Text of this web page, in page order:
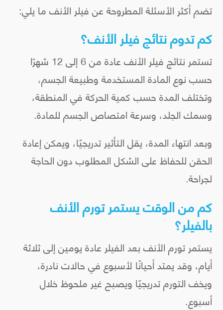
تضم أكثر الأسئلة المطروحة عن فيلر الأنف ما يلي:
كم تدوم نتائج فيلر الأنف؟
تستمر نتائج فيلر الأنف عادة من 6 إلى 12 شهرًا
حسب نوع المادة المستخدمة وطبيعة الجسم،
وتختلف المدة حسب كمية الحركة في المنطقة،
وسمك الجلد، وسرعة امتصاص الجسم للمادة.
وبعد انتهاء المدة، يقل التأثير تدريجيًا، ويمكن إعادة
الحقن للحفاظ على الشكل المطلوب دون الحاجة
لجراحة.
كم من الوقت يستمر تورم الأنف
بالفيلر؟
يستمر تورم الأنف بعد الفيلر عادة يومين إلى ثلاثة
أيام، وقد يمتد أحيانًا لأسبوع في حالات نادرة،
ويخف التورم تدريجيًا ويصبح غير ملحوظ خلال
أسبوع.